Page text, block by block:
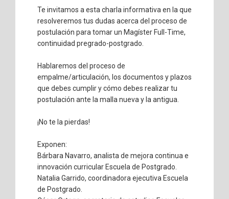
Te invitamos a esta charla informativa en la que
resolveremos tus dudas acerca del proceso de
postulación para tomar un Magíster Full-Time,
continuidad pregrado-postgrado.
Hablaremos del proceso de
empalme/articulación, los documentos y plazos
que debes cumplir y cómo debes realizar tu
postulación ante la malla nueva y la antigua.
¡No te la pierdas!
Exponen:
Bárbara Navarro, analista de mejora continua e
innovación curricular Escuela de Postgrado.
Natalia Garrido, coordinadora ejecutiva Escuela
de Postgrado.